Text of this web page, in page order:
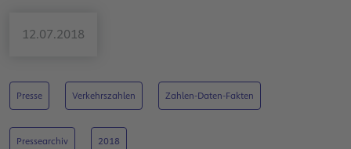
12.07.2018
Presse Verkehrszahlen Zahlen-Daten-Fakten
Pressearchiv 2018